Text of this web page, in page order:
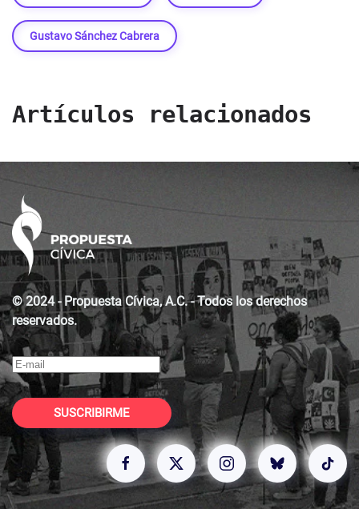
Gustavo Sánchez Cabrera
Artículos relacionados
© 2024 - Propuesta Cívica, A.C. - Todos los derechos
reservados.
SUSCRIBIRME